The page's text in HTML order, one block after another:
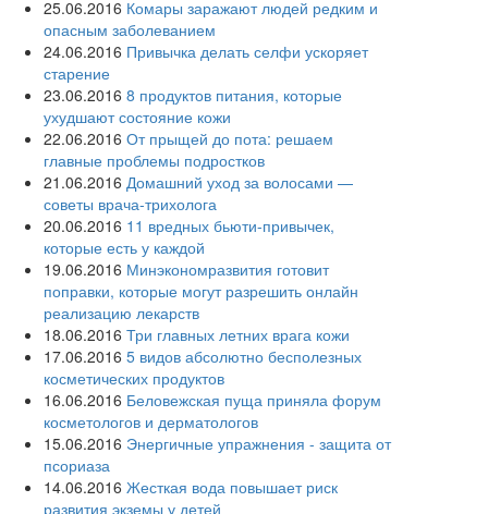
25.06.2016 Комары заражают людей редким и
опасным заболеванием
24.06.2016 Привычка делать селфи ускоряет
старение
23.06.2016 8 продуктов питания, которые
ухудшают состояние кожи
22.06.2016 От прыщей до пота: решаем
главные проблемы подростков
21.06.2016 Домашний уход за волосами —
советы врача-трихолога
20.06.2016 11 вредных бьюти-привычек,
которые есть у каждой
19.06.2016 Минэкономразвития готовит
поправки, которые могут разрешить онлайн
реализацию лекарств
18.06.2016 Три главных летних врага кожи
17.06.2016 5 видов абсолютно бесполезных
косметических продуктов
16.06.2016 Беловежская пуща приняла форум
косметологов и дерматологов
15.06.2016 Энергичные упражнения - защита от
псориаза
14.06.2016 Жесткая вода повышает риск
развития экземы у детей